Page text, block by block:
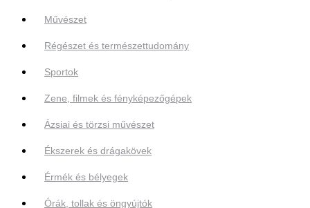
Művészet
Régészet és természettudomány
Sportok
Zene, filmek és fényképezőgépek
Ázsiai és törzsi művészet
Ékszerek és drágakövek
Érmék és bélyegek
Órák, tollak és öngyújtók